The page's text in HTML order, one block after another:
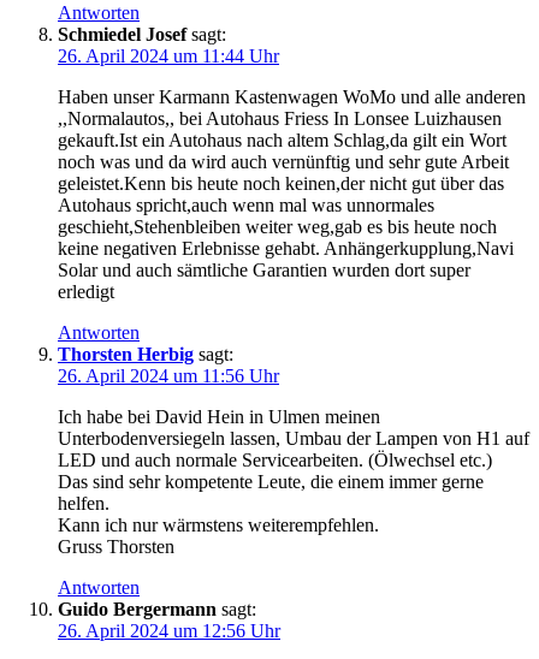
Antworten
Schmiedel Josef sagt:
26. April 2024 um 11:44 Uhr
Haben unser Karmann Kastenwagen WoMo und alle anderen
,,Normalautos,, bei Autohaus Friess In Lonsee Luizhausen
gekauft.Ist ein Autohaus nach altem Schlag,da gilt ein Wort
noch was und da wird auch vernünftig und sehr gute Arbeit
geleistet.Kenn bis heute noch keinen,der nicht gut über das
Autohaus spricht,auch wenn mal was unnormales
geschieht,Stehenbleiben weiter weg,gab es bis heute noch
keine negativen Erlebnisse gehabt. Anhängerkupplung,Navi
Solar und auch sämtliche Garantien wurden dort super
erledigt
Antworten
Thorsten Herbig sagt:
26. April 2024 um 11:56 Uhr
Ich habe bei David Hein in Ulmen meinen
Unterbodenversiegeln lassen, Umbau der Lampen von H1 auf
LED und auch normale Servicearbeiten. (Ölwechsel etc.)
Das sind sehr kompetente Leute, die einem immer gerne
helfen.
Kann ich nur wärmstens weiterempfehlen.
Gruss Thorsten
Antworten
Guido Bergermann sagt:
26. April 2024 um 12:56 Uhr